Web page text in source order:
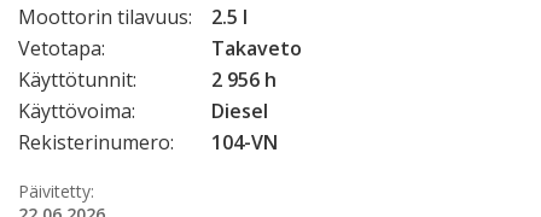
Moottorin tilavuus:
2.5 l
Vetotapa:
Takaveto
Käyttötunnit:
2 956 h
Käyttövoima:
Diesel
Rekisterinumero:
104-VN
Päivitetty: